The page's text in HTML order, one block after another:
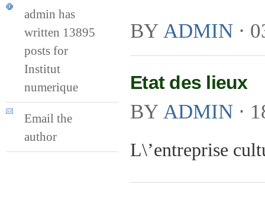
admin has
written 13895
posts for
Institut
numerique
Email the
author
BY ADMIN ⋅
Etat des lieux
BY ADMIN ⋅
L\’entreprise